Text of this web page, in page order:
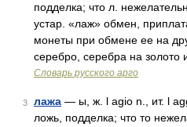
подделка; что л.
устар. «лаж» обмен,
монеты при обмене ее на
серебро, серебра на золото
Словарь русского арго
3 лажа — ы, ж. l agio n., ит. l
ложь, подделка; что то